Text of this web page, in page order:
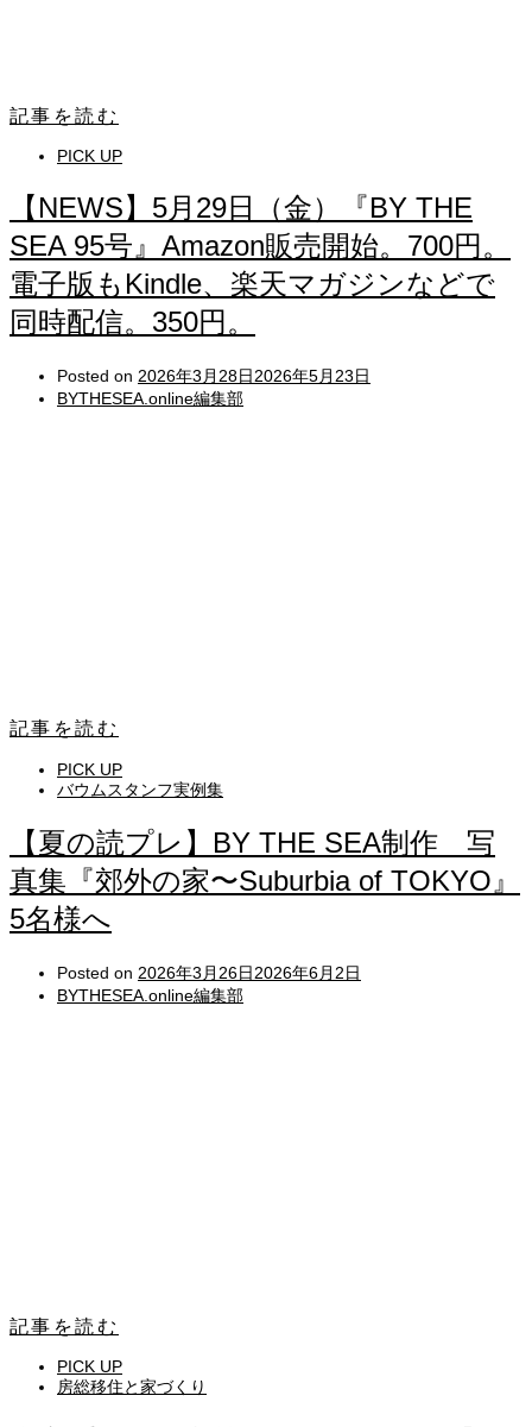
記事を読む
PICK UP
【NEWS】5月29日（金）『BY THE
SEA 95号』Amazon販売開始。700円。
電子版もKindle、楽天マガジンなどで
同時配信。350円。
Posted on 2026年3月28日2026年5月23日
BYTHESEA.online編集部
記事を読む
PICK UP
バウムスタンフ実例集
【夏の読プレ】BY THE SEA制作 写
真集『郊外の家〜Suburbia of TOKYO』
5名様へ
Posted on 2026年3月26日2026年6月2日
BYTHESEA.online編集部
記事を読む
PICK UP
房総移住と家づくり